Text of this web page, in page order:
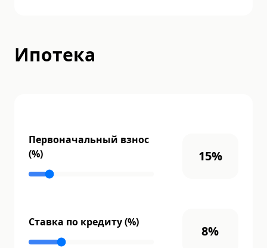
Ипотека
Первоначальный взнос
(%)
15%
Ставка по кредиту (%)
8%